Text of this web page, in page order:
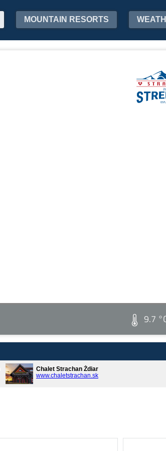
MOUNTAIN RESORTS
9.7
Chalet Strachan Ždiar
www.chaletstrachan.sk